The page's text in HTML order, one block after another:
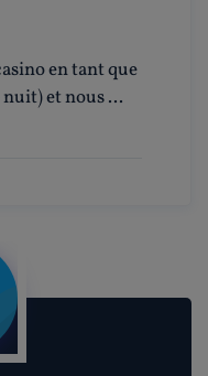
en tant que
et nous ...
convention
participer à...